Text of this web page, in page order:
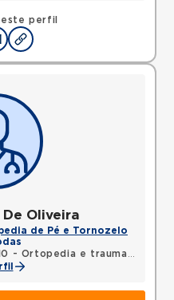
perfil
De Oliveira
de Pé e Tornozelo
- Ortopedia e traumatologia